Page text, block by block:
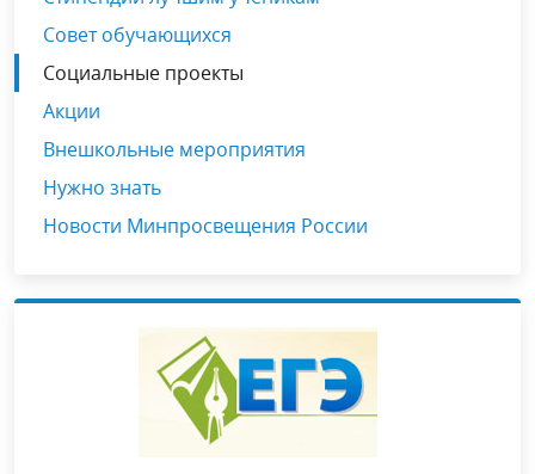
Совет обучающихся
Социальные проекты
Акции
Внешкольные мероприятия
Нужно знать
Новости Минпросвещения России